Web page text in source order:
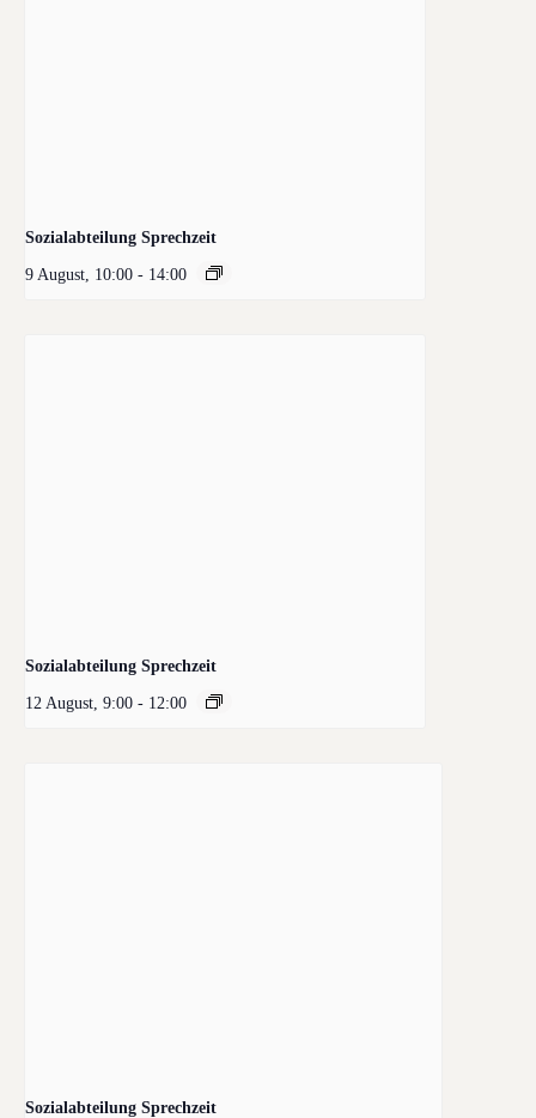
Sozialabteilung Sprechzeit
9 August, 10:00 - 14:00
Sozialabteilung Sprechzeit
12 August, 9:00 - 12:00
Sozialabteilung Sprechzeit